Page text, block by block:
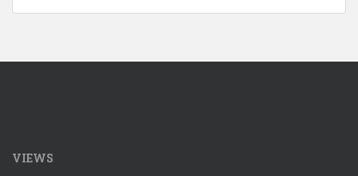
VIEWS